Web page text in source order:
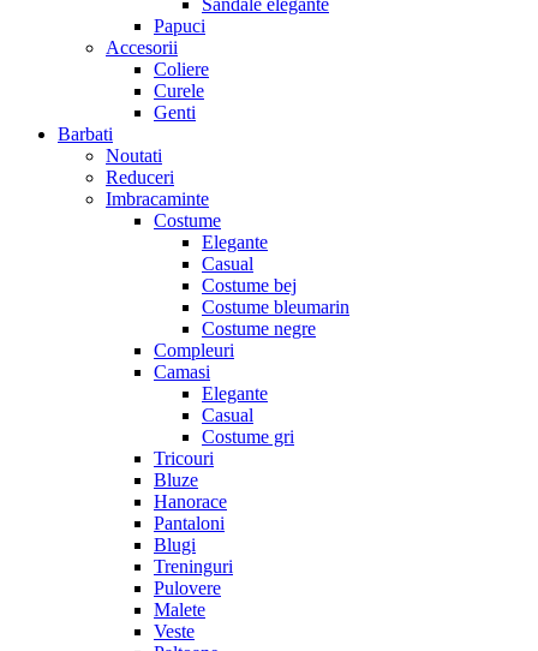
Sandale elegante
Papuci
Accesorii
Coliere
Curele
Genti
Barbati
Noutati
Reduceri
Imbracaminte
Costume
Elegante
Casual
Costume bej
Costume bleumarin
Costume negre
Compleuri
Camasi
Elegante
Casual
Costume gri
Tricouri
Bluze
Hanorace
Pantaloni
Blugi
Treninguri
Pulovere
Malete
Veste